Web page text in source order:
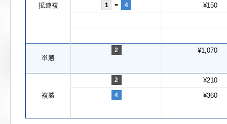
拡連複 1 = 4 ¥150
単勝
2 ¥1,070
複勝
2 ¥210
4 ¥360